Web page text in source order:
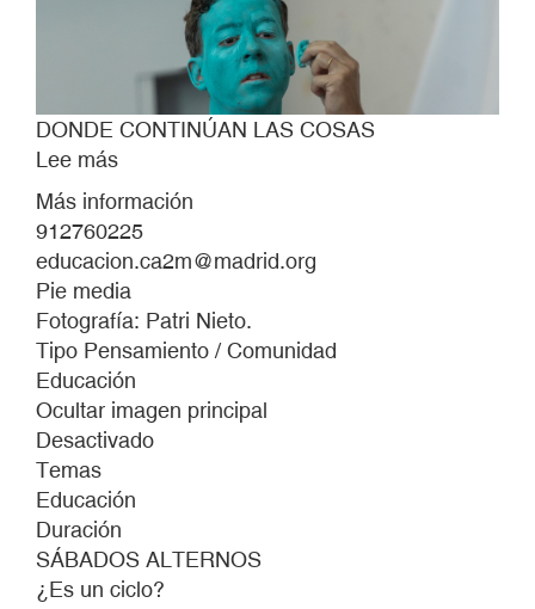
DONDE CONTINÚAN LAS COSAS
Lee más
DONDE
CONTINÚAN
Más información
912760225
educacion.ca2m@madrid.org
Pie media
Fotografía: Patri Nieto.
Tipo Pensamiento / Comunidad
Educación
Ocultar imagen principal
Desactivado
Temas
Educación
Duración
SÁBADOS ALTERNOS
¿Es un ciclo?